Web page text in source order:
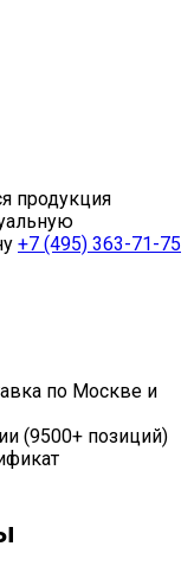
продукция
+7 (495) 363-71-75
по Москве и
(9500+ позиций)